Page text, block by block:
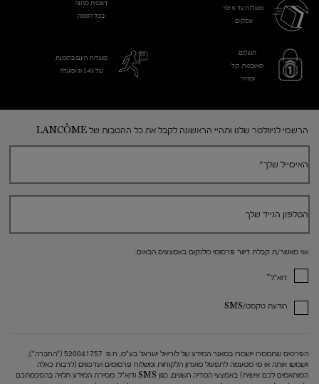
משלוח עד 6 ימי
עסקים​
דוגמית מתנה
בכל הזמנה
תשלום
מאובטח, קל
ומהיר
משלוח חינם בהזמנת
של 249 ₪ ומעלה
הרשמי לניוזלטר שלנו ותהיי הראשונה לקבל את כל ההטבות של LANCÔME
האימייל שלך*
הטלפון הנייד שלך
אני מאשר/ת קבלת דיוור פרסומי מלנקום באמצעים הבאים:
דוא"ל*
הודעת טקסט/SMS
הפרטים שתמסרו יישמרו במאגר המידע של לוריאל ישראל בע"מ, ח.פ. 520041757 ("החברה"),
וישמשו אותה או מי מטעמה לתפעול מועדון הלקוחות ומשלוח פרסומים ועדכונים (לרבות כאלה
המותאמים לכם אישית) באמצעי המדיה השונים, כגון SMS ודוא"ל. מסירת המידע תלויה בהסכמתכם